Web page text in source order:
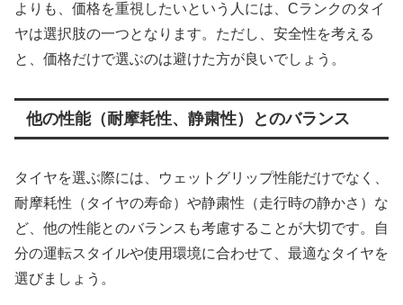
よりも、価格を重視したいという人には、Cランクのタイ
ヤは選択肢の一つとなります。ただし、安全性を考える
と、価格だけで選ぶのは避けた方が良いでしょう。
他の性能（耐摩耗性、静粛性）とのバランス
タイヤを選ぶ際には、ウェットグリップ性能だけでなく、
耐摩耗性（タイヤの寿命）や静粛性（走行時の静かさ）な
ど、他の性能とのバランスも考慮することが大切です。自
分の運転スタイルや使用環境に合わせて、最適なタイヤを
選びましょう。